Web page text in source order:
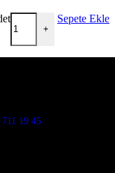
+
Sepete Ekle
19 45